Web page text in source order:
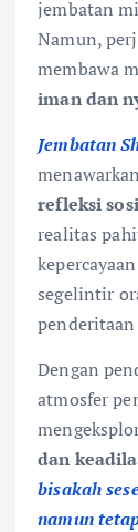
jembatan
Namun,
membawa
iman dan
Jembatan
refleksi
realitas
segelintir
Dengan
atmosfer
dan
bisakah
namun